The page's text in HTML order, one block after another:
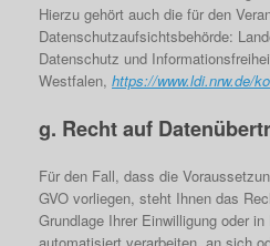
Hierzu gehört auch die für den
Datenschutzaufsichtsbehörde:
Datenschutz und
Westfalen, https://www.ldi.nrw.de/
g. Recht auf
Für den Fall, dass die
GVO vorliegen, steht Ihnen das
Grundlage Ihrer Einwilligung oder